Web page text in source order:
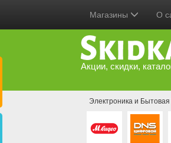
Магазины О
Акции, скидки,
Электроника и Бытовая